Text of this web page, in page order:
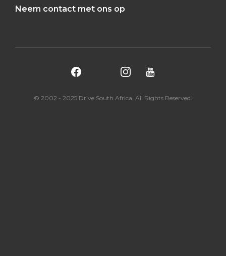
Neem contact met ons op
© 2002 - 2025 Drive South Africa. All Rights Reserved.